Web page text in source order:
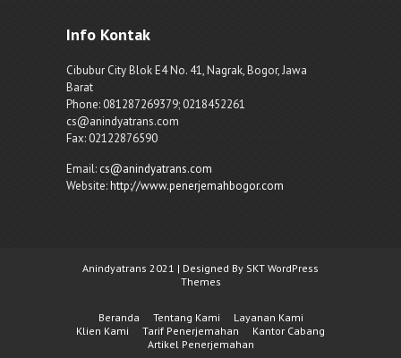
Info Kontak
Cibubur City Blok E4 No. 41, Nagrak, Bogor, Jawa
Barat
Phone: 081287269379; 0218452261
cs@anindyatrans.com
Fax: 02122876590
Email:cs@anindyatrans.com
Website:http://www.penerjemahbogor.com
Anindyatrans 2021 | Designed By SKT WordPress
Themes
Beranda Tentang Kami
Layanan Kami
Klien Kami
Tarif Penerjemahan
Kantor Cabang
Artikel Penerjemahan